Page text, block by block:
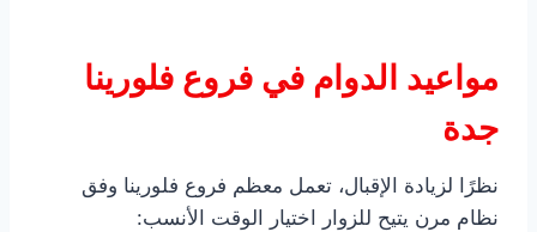
مواعيد الدوام في فروع فلورينا
جدة
نظرًا لزيادة الإقبال، تعمل معظم فروع فلورينا وفق
نظام مرن يتيح للزوار اختيار الوقت الأنسب: